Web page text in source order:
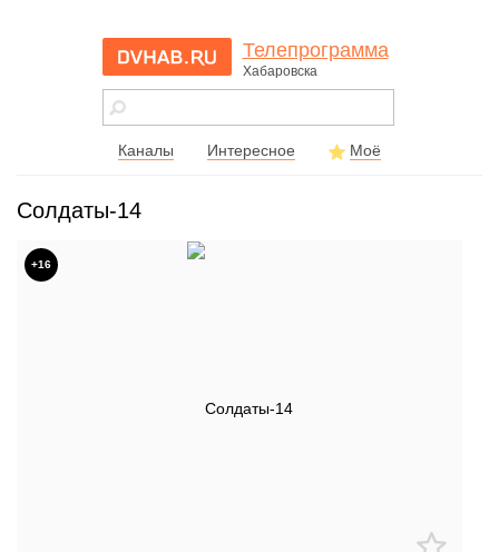
dvhab.ru - сайт
города
Телепрограмма
Хабаровска
Каналы Интересное Моё
Солдаты-14
+16